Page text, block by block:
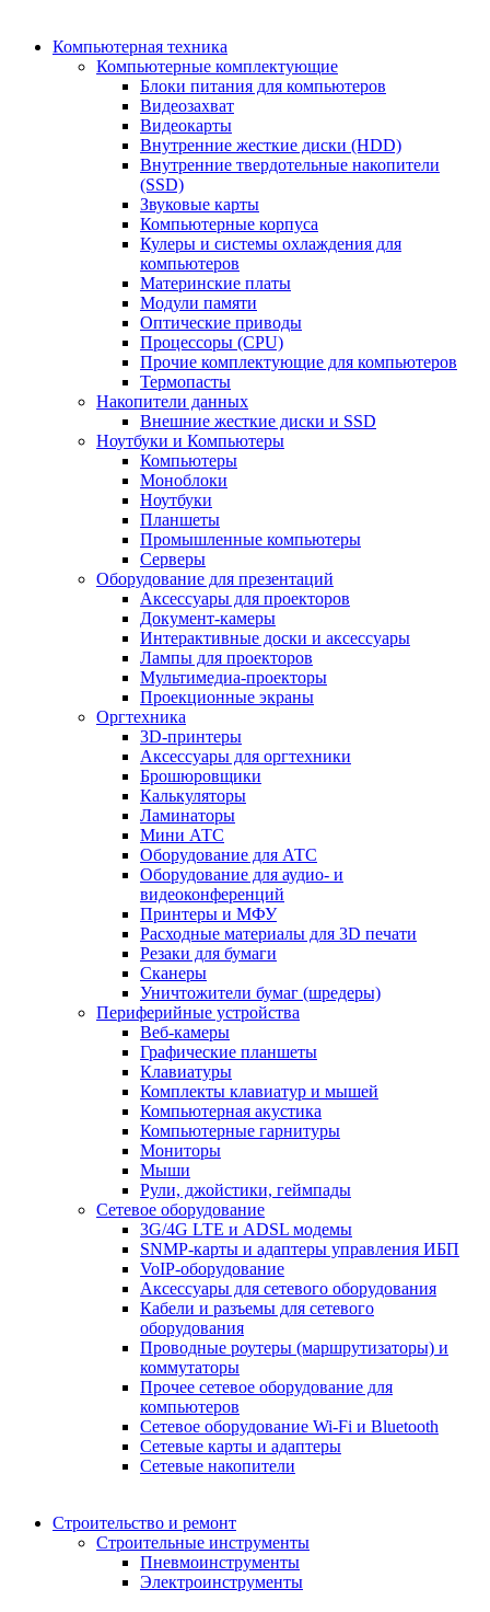
Компьютерная техника
Компьютерные комплектующие
Блоки питания для компьютеров
Видеозахват
Видеокарты
Внутренние жесткие диски (HDD)
Внутренние твердотельные накопители
(SSD)
Звуковые карты
Компьютерные корпуса
Кулеры и системы охлаждения для
компьютеров
Материнские платы
Модули памяти
Оптические приводы
Процессоры (CPU)
Прочие комплектующие для компьютеров
Термопасты
Накопители данных
Внешние жесткие диски и SSD
Ноутбуки и Компьютеры
Компьютеры
Моноблоки
Ноутбуки
Планшеты
Промышленные компьютеры
Серверы
Оборудование для презентаций
Аксессуары для проекторов
Документ-камеры
Интерактивные доски и аксессуары
Лампы для проекторов
Мультимедиа-проекторы
Проекционные экраны
Оргтехника
3D-принтеры
Аксессуары для оргтехники
Брошюровщики
Калькуляторы
Ламинаторы
Мини АТС
Оборудование для АТС
Оборудование для аудио- и
видеоконференций
Принтеры и МФУ
Расходные материалы для 3D печати
Резаки для бумаги
Сканеры
Уничтожители бумаг (шредеры)
Периферийные устройства
Веб-камеры
Графические планшеты
Клавиатуры
Комплекты клавиатур и мышей
Компьютерная акустика
Компьютерные гарнитуры
Мониторы
Мыши
Рули, джойстики, геймпады
Сетевое оборудование
3G/4G LTE и ADSL модемы
SNMP-карты и адаптеры управления ИБП
VoIP-оборудование
Аксессуары для сетевого оборудования
Кабели и разъемы для сетевого
оборудования
Проводные роутеры (маршрутизаторы) и
коммутаторы
Прочее сетевое оборудование для
компьютеров
Сетевое оборудование Wi-Fi и Bluetooth
Сетевые карты и адаптеры
Сетевые накопители
Строительство и ремонт
Строительные инструменты
Пневмоинструменты
Электроинструменты